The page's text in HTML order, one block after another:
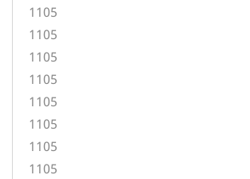
1105
1105
1105
1105
1105
1105
1105
1105